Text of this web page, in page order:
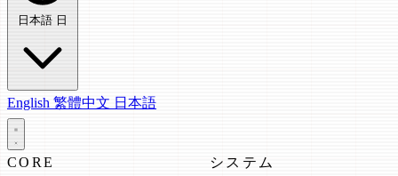
日本語 日
English 繁體中文 日本語
CORE システム